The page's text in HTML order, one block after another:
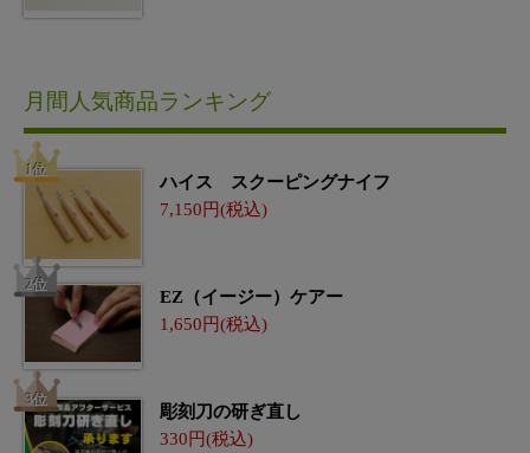
月間人気商品ランキング
ハイス スクーピングナイフ
7,150
EZ（イージー）ケアー
1,650
彫刻刀の研ぎ直し
330